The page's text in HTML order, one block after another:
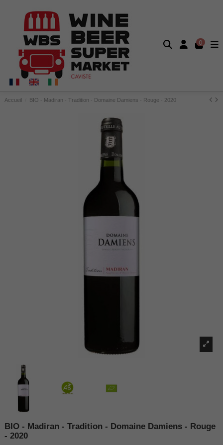
0
Accueil BIO - Madiran - Tradition - Domaine Damiens - Rouge - 2020
BIO - Madiran - Tradition - Domaine Damiens - Rouge
- 2020